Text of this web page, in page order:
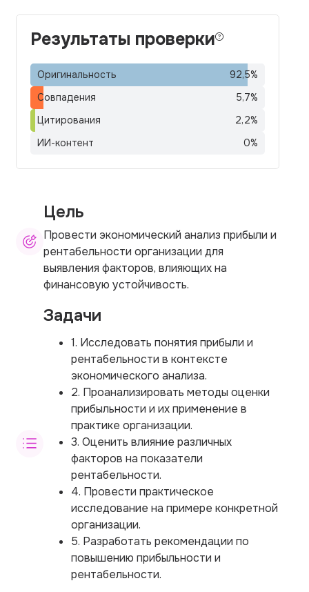
Результаты проверки
Оригинальность 92,5%
Совпадения
5,7%
Цитирования
2,2%
ИИ-контент
0%
Цель
Провести экономический анализ прибыли и
рентабельности организации для
выявления факторов, влияющих на
финансовую устойчивость.
Задачи
1. Исследовать понятия прибыли и
рентабельности в контексте
экономического анализа.
2. Проанализировать методы оценки
прибыльности и их применение в
практике организации.
3. Оценить влияние различных
факторов на показатели
рентабельности.
4. Провести практическое
исследование на примере конкретной
организации.
5. Разработать рекомендации по
повышению прибыльности и
рентабельности.